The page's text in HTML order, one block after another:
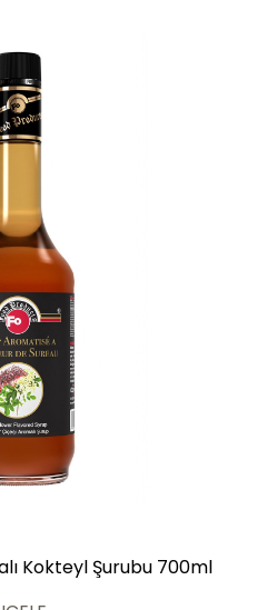
Kokteyl Şurubu 700ml